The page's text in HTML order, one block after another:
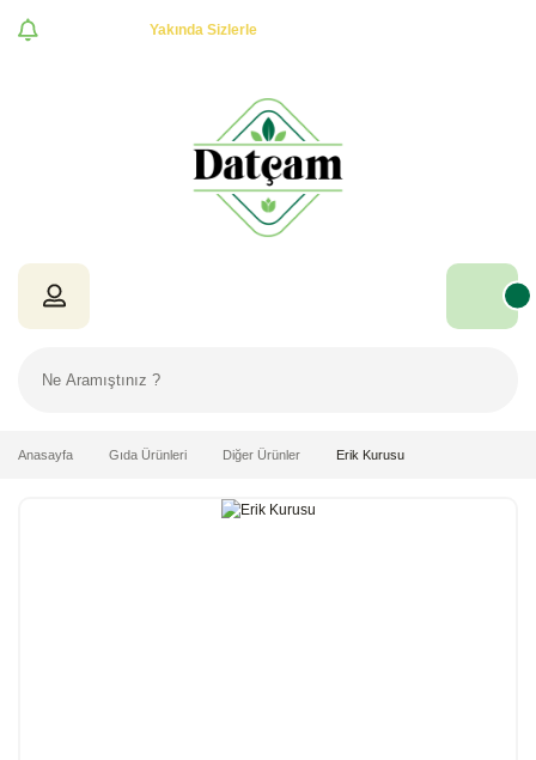
Yakında Sizlerle
Anasayfa Gıda Ürünleri Diğer Ürünler Erik Kurusu